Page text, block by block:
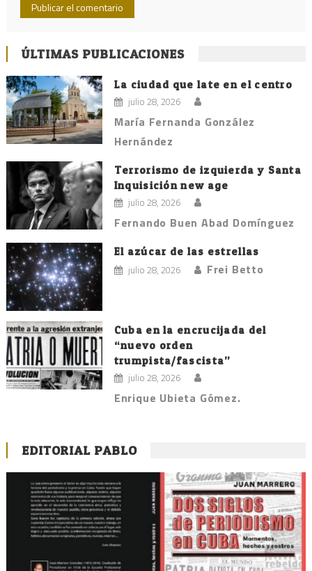
ÚLTIMAS PUBLICACIONES
La ciudad que late en el centro
julio 28, 2026
María Fernanda González
Hernández
Terrorismo de izquierda y Santa
Inquisición new age
julio 28, 2026
Fernando Buen Abad Domínguez
El azúcar de las estrellas
julio 28, 2026 Frei Betto
Cuba en la encrucijada del
“nuevo orden
trumpista/fascista”
julio 28, 2026
Enrique Ubieta Gómez.
EDITORIAL PABLO